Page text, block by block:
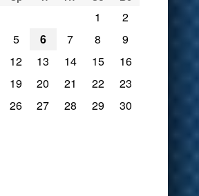
1
2
5 6 7 8
9
12 13 14 15
16
19 20 21 22
23
26 27 28 29
30